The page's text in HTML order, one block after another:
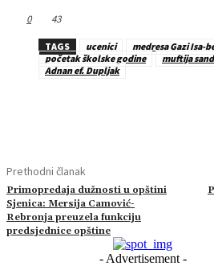
0 43
TAGS ucenici medresa Gazi Isa-
početak školske godine
muftija
Adnan ef. Dupljak
Prethodni članak
Primopredaja dužnosti u opštini
Sjenica: Mersija Camović-
Rebronja preuzela funkciju
predsjednice opštine
- Advertisement -